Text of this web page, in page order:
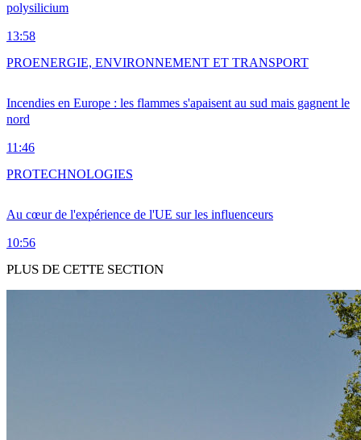
polysilicium
13:58
Incendies en Europe : les flammes s'apaisent au sud mais gagnent le
nord
11:46
PROENERGIE, ENVIRONNEMENT ET TRANSPORT
Au cœur de l'expérience de l'UE sur les influenceurs
10:56
PROTECHNOLOGIES
PLUS DE CETTE SECTION